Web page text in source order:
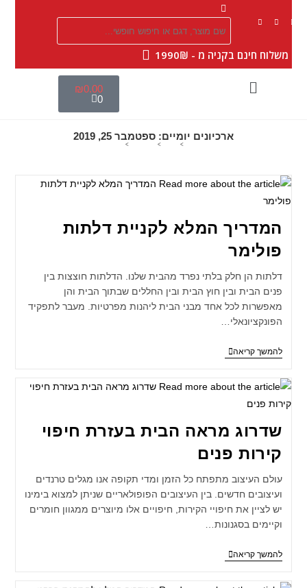
משלוח חינם בקניה מ - 1990₪
₪0.00
0
ארכיונים יומיים: ספטמבר 25, 2019
>
>
>
המדריך המלא לקניית דלתות
פולימר
דלתות הן חלק בלתי נפרד מהבית שלנו. הדלתות חוצצות בין
פנים הבית ובין חוץ הבית ובין החללים שבתוך הבית והן
מאפשרות לכל אחד מבני הבית ליהנות מפרטיות. מעבר לתפקיד
הפונקציונאלי…
להמשך קריאה
שדרוג מראה הבית בעזרת חיפוי
קירות פנים
עולם העיצוב מתפתח כל הזמן ומדי תקופה אנו מגלים טרנדים
ועיצובים חדשים. בין העיצובים הפופולאריים שניתן למצוא בימינו
יש לציין את חיפויי הקירות, חיפויים אלו מיוצרים ממגוון חומרים
וקיימים בסגנונות…
להמשך קריאה